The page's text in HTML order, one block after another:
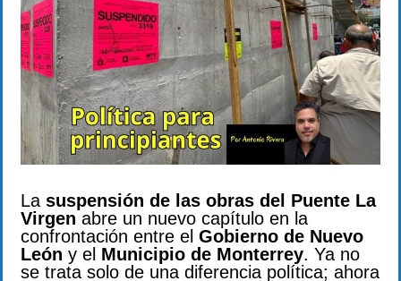
La suspensión de las obras del Puente La
Virgen abre un nuevo capítulo en la
confrontación entre el Gobierno de Nuevo
León y el Municipio de Monterrey. Ya no
se trata solo de una diferencia política; ahora